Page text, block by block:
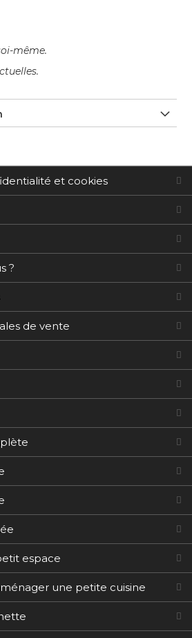
même.
et cookies
?
de vente
espace
une petite cuisine